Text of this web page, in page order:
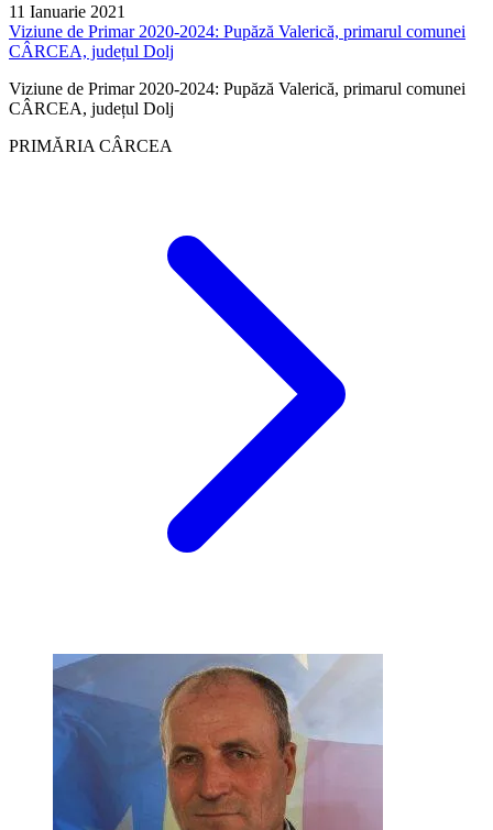
11 Ianuarie 2021
Viziune de Primar 2020-2024: Pupăză Valerică, primarul comunei
CÂRCEA, județul Dolj
Viziune de Primar 2020-2024: Pupăză Valerică, primarul comunei
CÂRCEA, județul Dolj
PRIMĂRIA CÂRCEA